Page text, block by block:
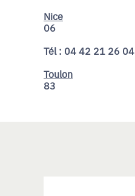
Nice
06
Tél : 04 42 21 26 04
Toulon
83